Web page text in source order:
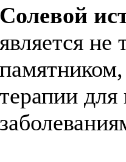
Cолевой
является не
терапии